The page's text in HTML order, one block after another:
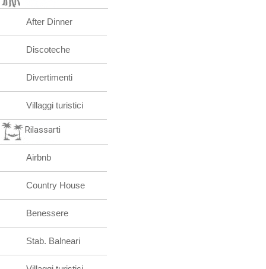
After Dinner
Discoteche
Divertimenti
Villaggi turistici
Rilassarti
Airbnb
Country House
Benessere
Stab. Balneari